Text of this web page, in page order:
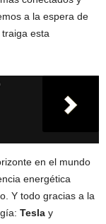
a la espera de
esta
en el mundo
energética
Y todo gracias a la
Tesla y